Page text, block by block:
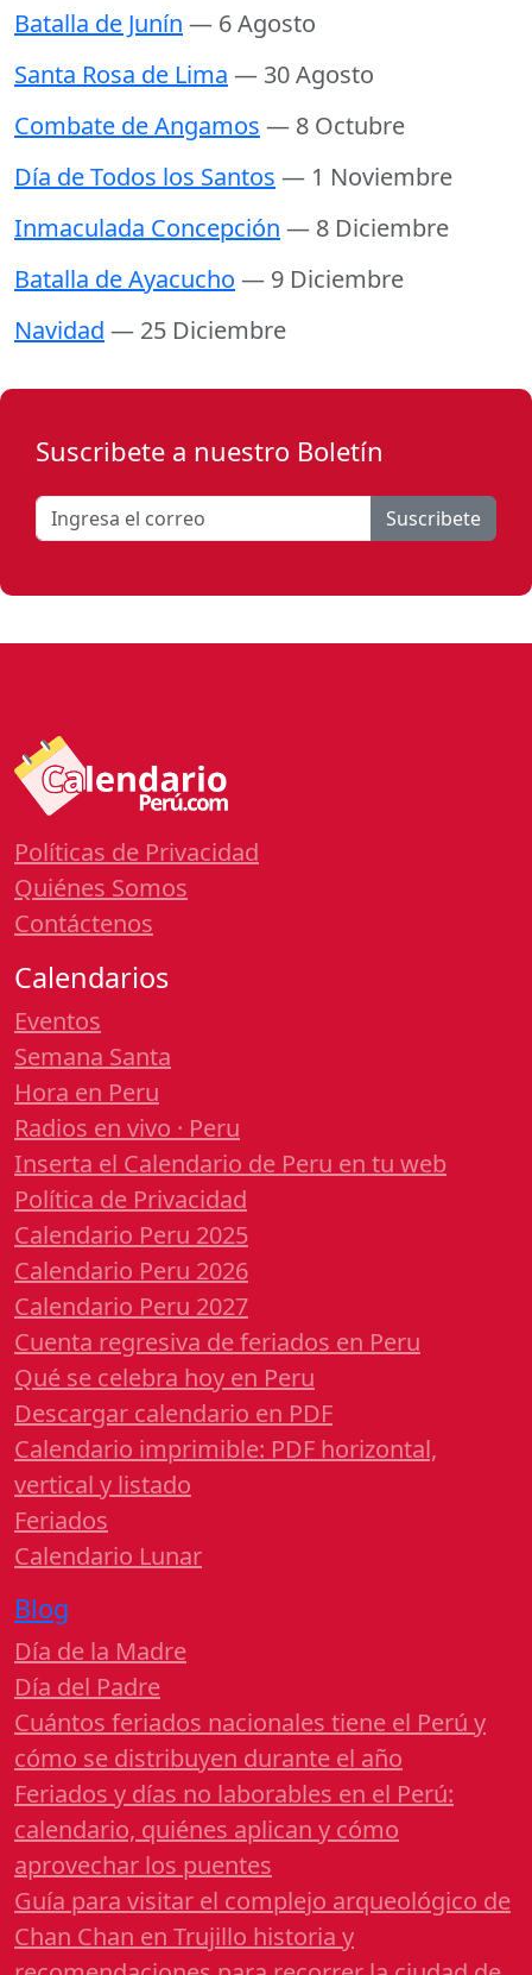
Batalla de Junín — 6 Agosto
Santa Rosa de Lima — 30 Agosto
Combate de Angamos — 8 Octubre
Día de Todos los Santos — 1 Noviembre
Inmaculada Concepción — 8 Diciembre
Batalla de Ayacucho — 9 Diciembre
Navidad — 25 Diciembre
Suscribete a nuestro Boletín
Suscribete
Políticas de Privacidad
Quiénes Somos
Contáctenos
Calendarios
Eventos
Semana Santa
Hora en Peru
Radios en vivo · Peru
Inserta el Calendario de Peru en tu web
Política de Privacidad
Calendario Peru 2025
Calendario Peru 2026
Calendario Peru 2027
Cuenta regresiva de feriados en Peru
Qué se celebra hoy en Peru
Descargar calendario en PDF
Calendario imprimible: PDF horizontal,
vertical y listado
Feriados
Calendario Lunar
Blog
Día de la Madre
Día del Padre
Cuántos feriados nacionales tiene el Perú y
cómo se distribuyen durante el año
Feriados y días no laborables en el Perú:
calendario, quiénes aplican y cómo
aprovechar los puentes
Guía para visitar el complejo arqueológico de
Chan Chan en Trujillo historia y